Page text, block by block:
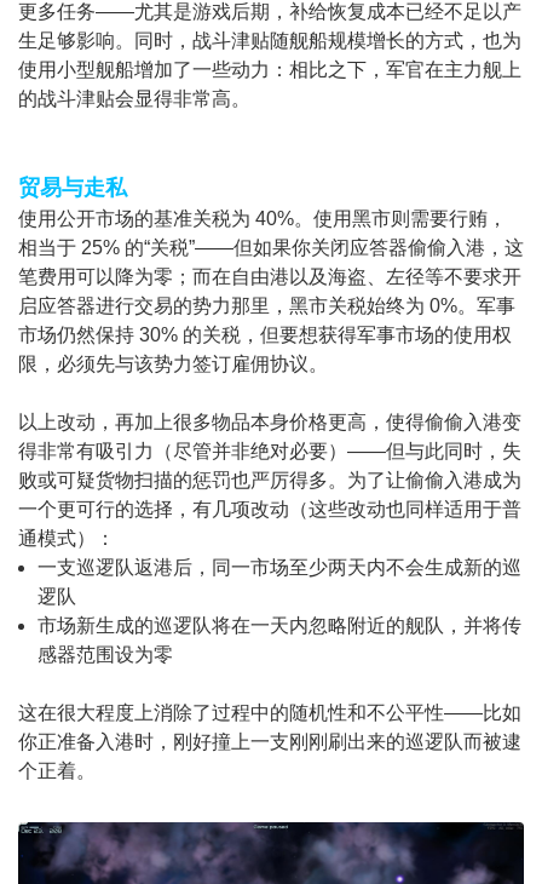
更多任务——尤其是游戏后期，补给恢复成本已经不足以产
生足够影响。同时，战斗津贴随舰船规模增长的方式，也为
使用小型舰船增加了一些动力：相比之下，军官在主力舰上
的战斗津贴会显得非常高。
贸易与走私
使用公开市场的基准关税为 40%。使用黑市则需要行贿，
相当于 25% 的“关税”——但如果你关闭应答器偷偷入港，这
笔费用可以降为零；而在自由港以及海盗、左径等不要求开
启应答器进行交易的势力那里，黑市关税始终为 0%。军事
市场仍然保持 30% 的关税，但要想获得军事市场的使用权
限，必须先与该势力签订雇佣协议。
以上改动，再加上很多物品本身价格更高，使得偷偷入港变
得非常有吸引力（尽管并非绝对必要）——但与此同时，失
败或可疑货物扫描的惩罚也严厉得多。为了让偷偷入港成为
一个更可行的选择，有几项改动（这些改动也同样适用于普
通模式）：
一支巡逻队返港后，同一市场至少两天内不会生成新的巡
逻队
市场新生成的巡逻队将在一天内忽略附近的舰队，并将传
感器范围设为零
这在很大程度上消除了过程中的随机性和不公平性——比如
你正准备入港时，刚好撞上一支刚刚刷出来的巡逻队而被逮
个正着。